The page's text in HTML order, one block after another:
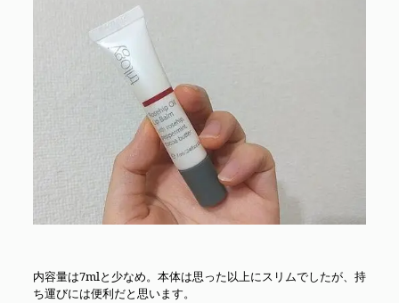
内容量は7mlと少なめ。本体は思った以上にスリムでしたが、持
ち運びには便利だと思います。